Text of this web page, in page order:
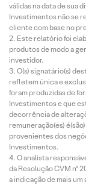
válidas na data de sua
Investimentos não se
cliente com base no
Este relatório foi
produtos de modo a
investidor.
O(s) signatário(s)
refletem única e
foram produzidas de
Investimentos e que
decorrência de
remuneração(es)
provenientes dos
Investimentos.
O analista
da Resolução CVM nº
a indicação de mais